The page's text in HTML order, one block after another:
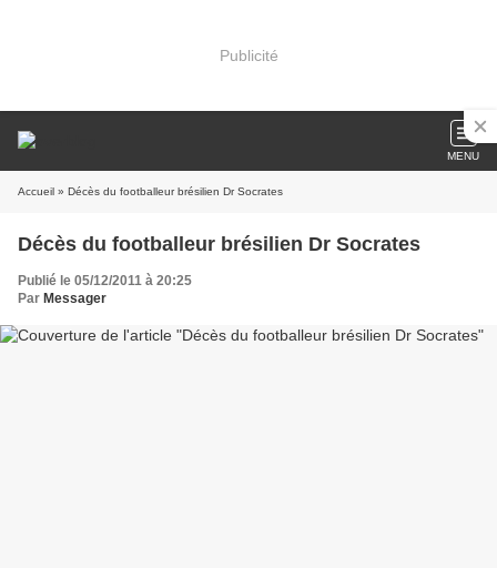
Publicité
MENU
Accueil » Décès du footballeur brésilien Dr Socrates
Décès du footballeur brésilien Dr Socrates
Publié le 05/12/2011 à 20:25
Par Messager